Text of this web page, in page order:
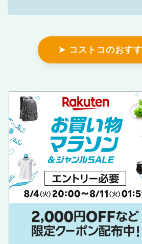
➤ コストコのおす